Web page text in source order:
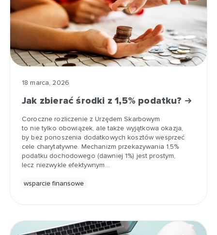
18 marca, 2026
Jak zbierać środki z 1,5% podatku?
Coroczne rozliczenie z Urzędem Skarbowym
to nie tylko obowiązek, ale także wyjątkowa okazja,
by bez ponoszenia dodatkowych kosztów wesprzeć
cele charytatywne. Mechanizm przekazywania 1,5%
podatku dochodowego (dawniej 1%) jest prostym,
lecz niezwykle efektywnym…
wsparcie finansowe